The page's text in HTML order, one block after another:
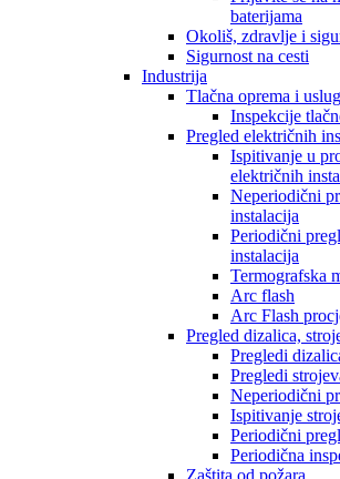
baterijama
Okoliš, zdravlje i
Sigurnost na cesti
Industrija
Tlačna oprema i
Inspekcije
Pregled električnih
Ispitivanje u
električnih
Neperiodični
instalacija
Periodični
instalacija
Termografska
Arc flash
Arc Flash
Pregled dizalica,
Pregledi
Pregledi
Neperiodični
Ispitivanje
Periodični
Periodična